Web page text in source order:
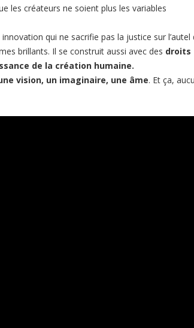
les créateurs ne soient plus les variables
qui ne sacrifie pas la justice sur l’autel
brillants. Il se construit aussi avec des droits
de la création humaine.
vision, un imaginaire, une âme. Et ça,